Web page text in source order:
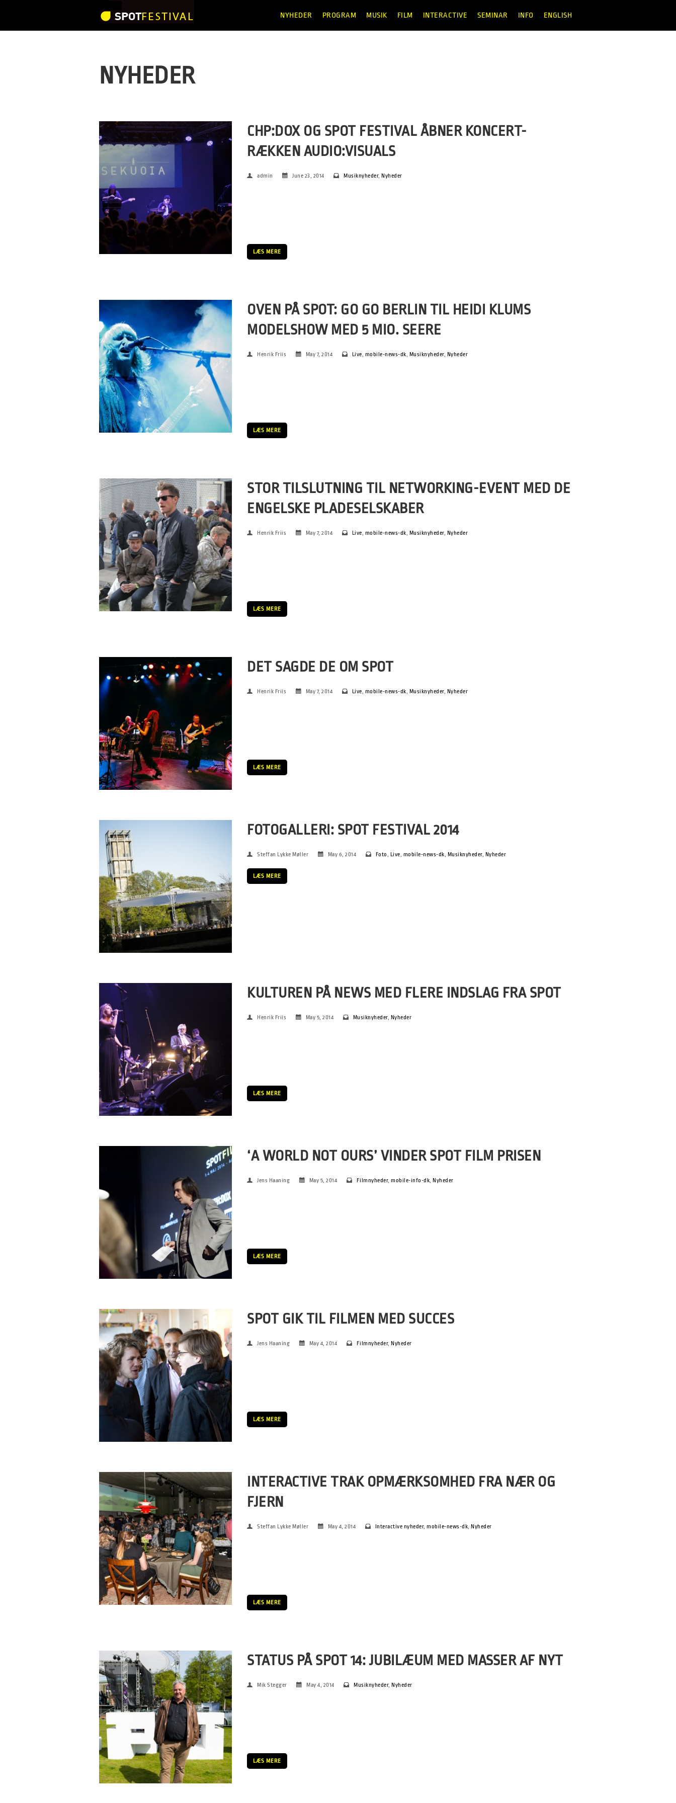
NYHEDER PROGRAM MUSIK FILM INTERACTIVE SEMINAR INFO ENGLISH
NYHEDER
CHP:DOX OG SPOT FESTIVAL ÅBNER KONCERT-
RÆKKEN AUDIO:VISUALS
admin June 23, 2014 Musiknyheder, Nyheder
LÆS MERE
OVEN PÅ SPOT: GO GO BERLIN TIL HEIDI KLUMS
MODELSHOW MED 5 MIO. SEERE
Henrik Friis May 7, 2014 Live, mobile-news-dk, Musiknyheder, Nyheder
LÆS MERE
STOR TILSLUTNING TIL NETWORKING-EVENT MED DE
ENGELSKE PLADESELSKABER
Henrik Friis May 7, 2014 Live, mobile-news-dk, Musiknyheder, Nyheder
LÆS MERE
DET SAGDE DE OM SPOT
Henrik Friis May 7, 2014 Live, mobile-news-dk, Musiknyheder, Nyheder
LÆS MERE
FOTOGALLERI: SPOT FESTIVAL 2014
Steffan Lykke Møller May 6, 2014 Foto, Live, mobile-news-dk, Musiknyheder, Nyheder
LÆS MERE
KULTUREN PÅ NEWS MED FLERE INDSLAG FRA SPOT
Henrik Friis May 5, 2014 Musiknyheder, Nyheder
LÆS MERE
‘A WORLD NOT OURS’ VINDER SPOT FILM PRISEN
Jens Haaning May 5, 2014 Filmnyheder, mobile-info-dk, Nyheder
LÆS MERE
SPOT GIK TIL FILMEN MED SUCCES
Jens Haaning May 4, 2014 Filmnyheder, Nyheder
LÆS MERE
INTERACTIVE TRAK OPMÆRKSOMHED FRA NÆR OG
FJERN
Steffan Lykke Møller May 4, 2014 Interactive nyheder, mobile-news-dk, Nyheder
LÆS MERE
STATUS PÅ SPOT 14: JUBILÆUM MED MASSER AF NYT
Mik Stegger May 4, 2014 Musiknyheder, Nyheder
LÆS MERE